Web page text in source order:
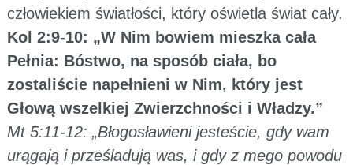
człowiekiem światłości, który oświetla świat cały.
Kol 2:9-10: „W Nim bowiem mieszka cała
Pełnia: Bóstwo, na sposób ciała, bo
zostaliście napełnieni w Nim, który jest
Głową wszelkiej Zwierzchności i Władzy.”
Mt 5:11-12: „Błogosławieni jesteście, gdy wam
urągają i prześladują was, i gdy z mego powodu